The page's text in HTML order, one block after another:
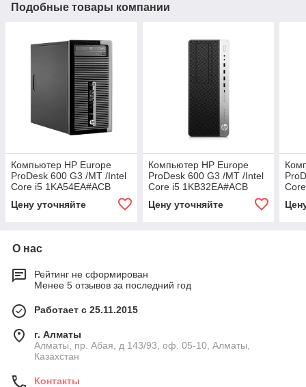
Подобные товары компании
Компьютер HP Europe
ProDesk 600 G3 /MT /Intel
Core i5 1KA54EA#ACB
Цену уточняйте
Компьютер HP Europe
ProDesk 600 G3 /MT /Intel
Core i5 1KB32EA#ACB
Цену уточняйте
О нас
Рейтинг не сформирован
Менее 5 отзывов за последний год
Работает с 25.11.2015
г. Алматы
Алматы, пр. Абая, д 143/93, оф. 05-10, Алматы,
Казахстан
Контакты